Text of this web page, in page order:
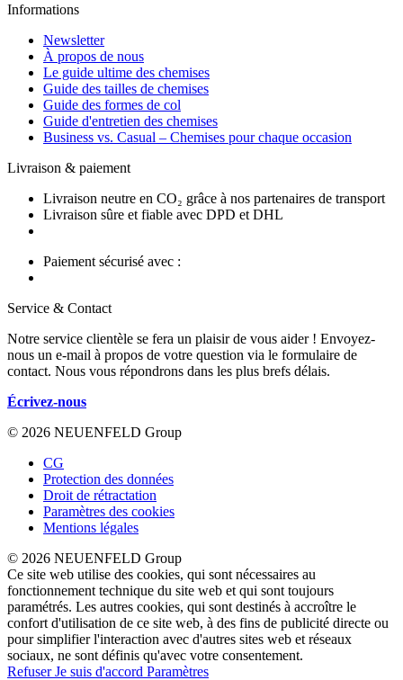
Informations
Newsletter
À propos de nous
Le guide ultime des chemises
Guide des tailles de chemises
Guide des formes de col
Guide d'entretien des chemises
Business vs. Casual – Chemises pour chaque occasion
Livraison & paiement
Livraison neutre en CO₂ grâce à nos partenaires de transport
Livraison sûre et fiable avec DPD et DHL
Paiement sécurisé avec :
Service & Contact
Notre service clientèle se fera un plaisir de vous aider ! Envoyez-
nous un e-mail à propos de votre question via le formulaire de
contact. Nous vous répondrons dans les plus brefs délais.
Écrivez-nous
© 2026 NEUENFELD Group
CG
Protection des données
Droit de rétractation
Paramètres des cookies
Mentions légales
© 2026 NEUENFELD Group
Ce site web utilise des cookies, qui sont nécessaires au
fonctionnement technique du site web et qui sont toujours
paramétrés. Les autres cookies, qui sont destinés à accroître le
confort d'utilisation de ce site web, à des fins de publicité directe ou
pour simplifier l'interaction avec d'autres sites web et réseaux
sociaux, ne sont définis qu'avec votre consentement.
RefuserJe suis d'accord Paramètres